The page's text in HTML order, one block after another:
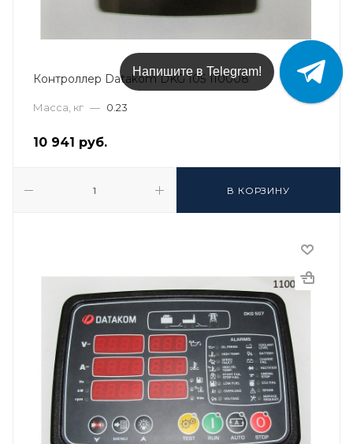
Контроллер Datakom DKG 105 110008
Масса, кг — 0.23
10 941 руб.
В КОРЗИНУ
Напишите в Telegram!